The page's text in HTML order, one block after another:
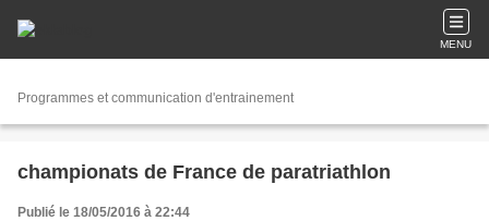
MENU
Programmes et communication d'entrainement
championats de France de paratriathlon
Publié le 18/05/2016 à 22:44